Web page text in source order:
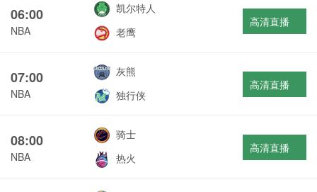
06:00
NBA
凯尔特人
老鹰
高清直播
07:00
NBA
灰熊
独行侠
高清直播
08:00
NBA
骑士
热火
高清直播